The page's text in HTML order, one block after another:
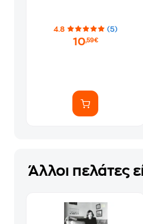
4.8 (5)
10,59€
Άλλοι πελάτες